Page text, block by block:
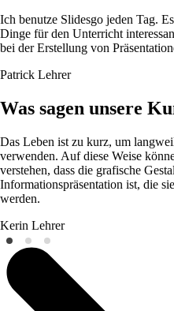
Ich benutze Slidesgo jeden Tag.
Dinge für den Unterricht
bei der Erstellung von
Patrick Lehrer
Was sagen unsere
Das Leben ist zu kurz, um
verwenden. Auf diese Weise
verstehen, dass die grafische
Informationspräsentation ist, die
werden.
Kerin Lehrer